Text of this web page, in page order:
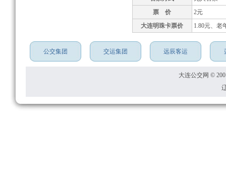
票 价
2元
大连明珠卡票价
1.80元、老
公交集团 交运集团 远辰客运
大连公交网 ©